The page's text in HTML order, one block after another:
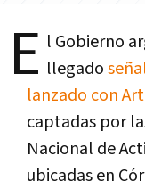
E l Gobierno
llegado
lanzado con
captadas por
Nacional de
ubicadas en